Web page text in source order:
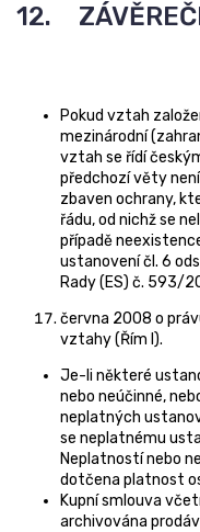
12.
Pokud vztah
mezinárodní
vztah se řídí
předchozí věty
zbaven ochrany,
řádu, od nichž se
případě
ustanovení čl. 6
Rady (ES) č. 593/
června 2008 o
vztahy (Řím I).
Je-li některé
nebo neúčinné,
neplatných
se neplatnému
Neplatností nebo
dotčena platnost
Kupní smlouva
archivována